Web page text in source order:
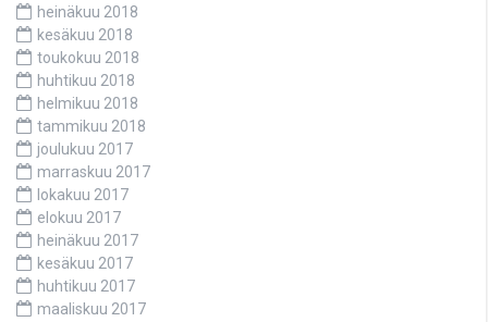
heinäkuu 2018
kesäkuu 2018
toukokuu 2018
huhtikuu 2018
helmikuu 2018
tammikuu 2018
joulukuu 2017
marraskuu 2017
lokakuu 2017
elokuu 2017
heinäkuu 2017
kesäkuu 2017
huhtikuu 2017
maaliskuu 2017